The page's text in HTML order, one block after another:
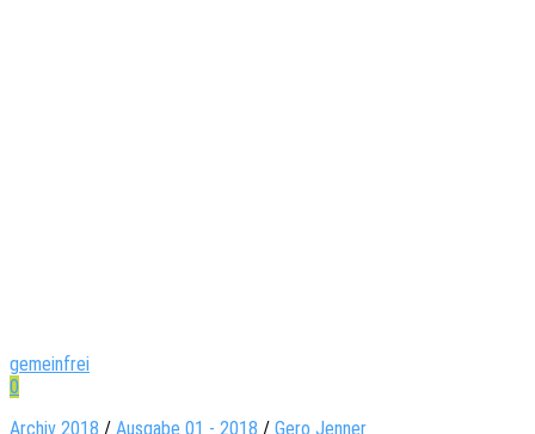
gemeinfrei
0
Archiv 2018 / Ausgabe 01 - 2018 / Gero Jenner